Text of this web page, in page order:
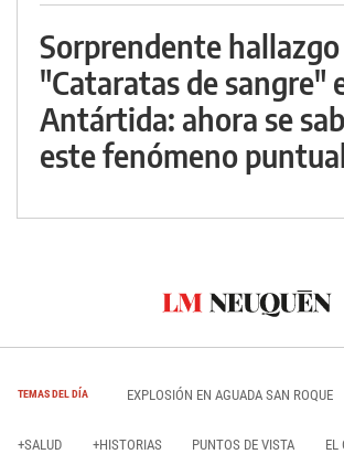
Sorprendente hallazgo
"Cataratas de sangre"
Antártida: ahora se
este fenómeno
TEMAS DEL DÍA EXPLOSIÓN EN AGUADA SAN ROQUE
+SALUD +HISTORIAS PUNTOS DE VISTA EL